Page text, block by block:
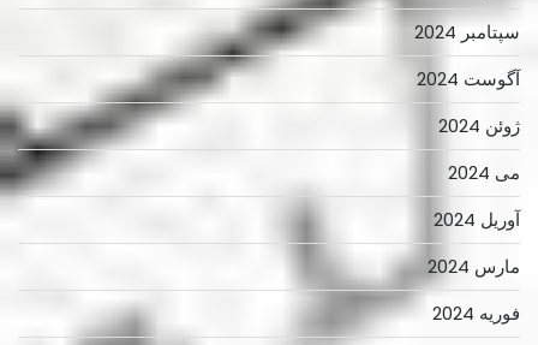
سپتامبر 2024
آگوست 2024
ژوئن 2024
می 2024
آوریل 2024
مارس 2024
فوریه 2024